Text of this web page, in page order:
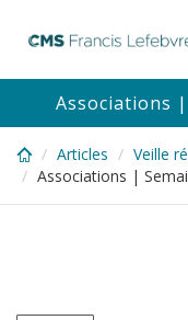
content
Associations
Articles
Veille
Associations |